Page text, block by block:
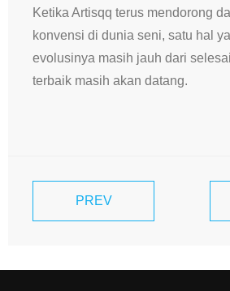
Ketika Artisqq terus mendorong
konvensi di dunia seni, satu hal
evolusinya masih jauh dari
terbaik masih akan datang.
PREV